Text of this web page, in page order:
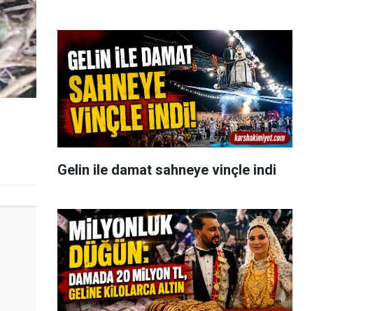
Gelin ile damat sahneye vinçle indi